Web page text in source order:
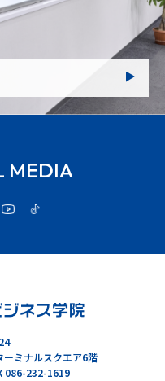
MEDIA
ミナルスクエア6階
086-232-1619